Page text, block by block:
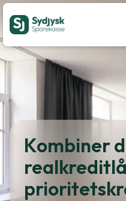
Kombiner